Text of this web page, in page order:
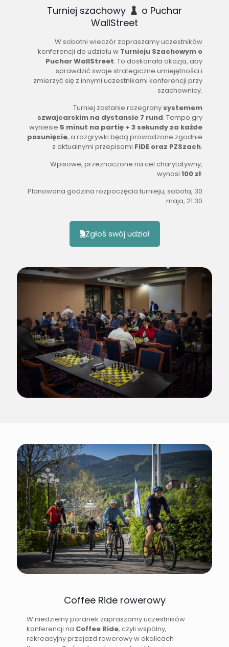
Turniej szachowy
o Puchar
WallStreet
W sobotni wieczór zapraszamy uczestników
konferencji do udziału w Turnieju Szachowym o
Puchar WallStreet. To doskonała okazja, aby
sprawdzić swoje strategiczne umiejętności i
zmierzyć się z innymi uczestnikami konferencji przy
szachownicy.
Turniej zostanie rozegrany systemem
szwajcarskim na dystansie 7 rund. Tempo gry
wyniesie 5 minut na partię + 3 sekundy za każde
posunięcie, a rozgrywki będą prowadzone zgodnie
z aktualnymi przepisami FIDE oraz PZSzach.
Wpisowe, przeznaczone na cel charytatywny,
wynosi 100 zł.
Planowana godzina rozpoczęcia turnieju, sobota, 30
maja, 21:30
Zgłoś swój udział
Coffee Ride rowerowy
W niedzielny poranek zapraszamy uczestników
konferencji na Coffee Ride, czyli wspólny,
rekreacyjny przejazd rowerowy w okolicach